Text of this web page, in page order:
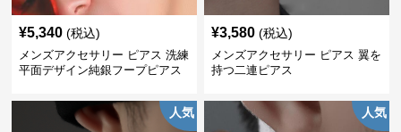
¥5,340 (税込)
メンズアクセサリー ピアス 洗練
平面デザイン純銀フープピアス
¥3,580 (税込)
メンズアクセサリー ピアス 翼を
持つ二連ピアス
人気 人気